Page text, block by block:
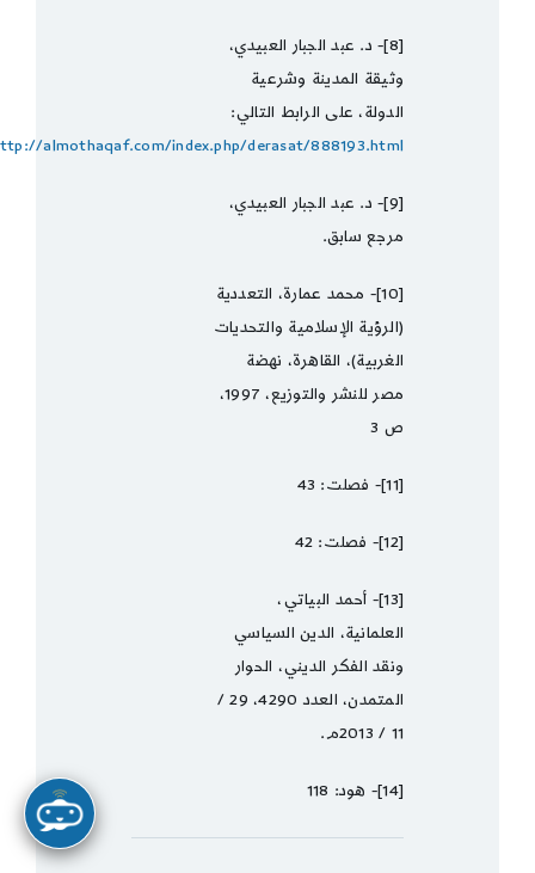
[8]- د. عبد الجبار العبيدي،
وثيقة المدينة وشرعية
الدولة، على الرابط التالي:
almothaqaf.com/index.php/derasat/888193.html
[9]- د. عبد الجبار العبيدي،
مرجع سابق.
[10]- محمد عمارة، التعددية
(الرؤية الإسلامية والتحديات
الغربية)، القاهرة، نهضة
مصر للنشر والتوزيع، 1997،
ص 3
[11]- فصلت: 43
[12]- فصلت: 42
[13]- أحمد البياتي،
العلمانية، الدين السياسي
ونقد الفكر الديني، الحوار
المتمدن، العدد 4290، 29 /
11 / 2013م.
[14]- هود: 118